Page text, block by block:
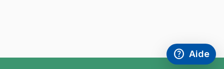
help
Accéder à
Aide
,Ce lien